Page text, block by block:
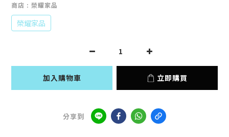
商店 : 榮耀家品
榮耀家品
加入購物車 立即購買
分享到